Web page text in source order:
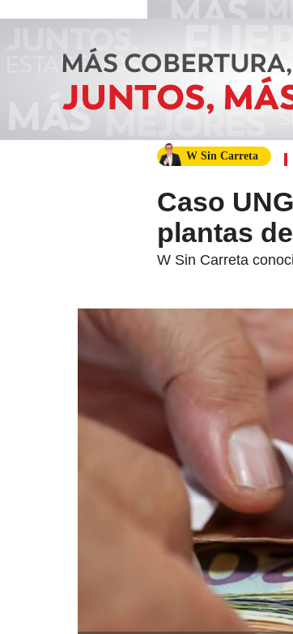
W Sin Carreta
Caso
plantas
W Sin Carreta